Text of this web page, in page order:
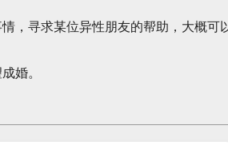
，寻求某位异性朋友的帮助，大概可
婚。